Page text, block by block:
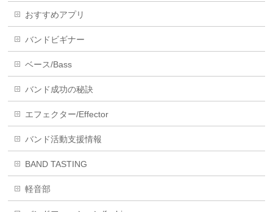
おすすめアプリ
バンドビギナー
ベース/Bass
バンド成功の秘訣
エフェクター/Effector
バンド活動支援情報
BAND TASTING
軽音部